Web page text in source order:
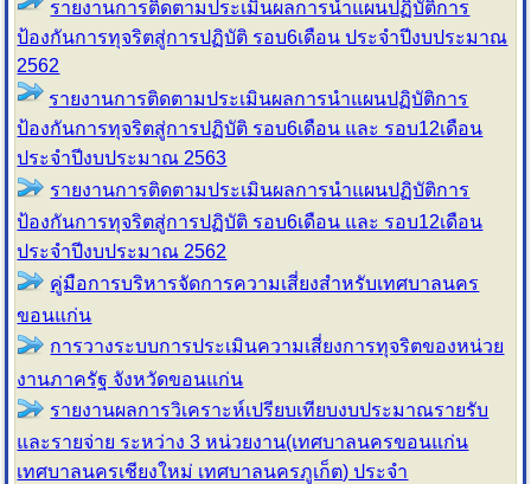
รายงานการติดตามประเมินผลการนำแผนปฏิบัติการ
ป้องกันการทุจริตสู่การปฏิบัติ รอบ6เดือน ประจำปีงบประมาณ
2562
รายงานการติดตามประเมินผลการนำแผนปฏิบัติการ
ป้องกันการทุจริตสู่การปฏิบัติ รอบ6เดือน และ รอบ12เดือน
ประจำปีงบประมาณ 2563
รายงานการติดตามประเมินผลการนำแผนปฏิบัติการ
ป้องกันการทุจริตสู่การปฏิบัติ รอบ6เดือน และ รอบ12เดือน
ประจำปีงบประมาณ 2562
คู่มือการบริหารจัดการความเสี่ยงสำหรับเทศบาลนคร
ขอนแก่น
การวางระบบการประเมินความเสี่ยงการทุจริตของหน่วย
งานภาครัฐ จังหวัดขอนแก่น
รายงานผลการวิเคราะห์เปรียบเทียบงบประมาณรายรับ
และรายจ่าย ระหว่าง 3 หน่วยงาน(เทศบาลนครขอนแก่น
เทศบาลนครเชียงใหม่ เทศบาลนครภูเก็ต) ประจำ